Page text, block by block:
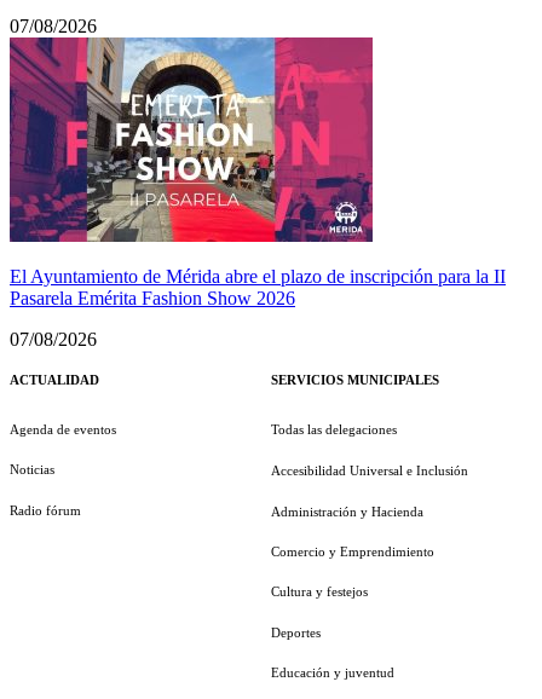
07/08/2026
El Ayuntamiento de Mérida abre el plazo de inscripción para la II
Pasarela Emérita Fashion Show 2026
07/08/2026
ACTUALIDAD
Agenda de eventos
Noticias
Radio fórum
SERVICIOS MUNICIPALES
Todas las delegaciones
Accesibilidad Universal e Inclusión
Administración y Hacienda
Comercio y Emprendimiento
Cultura y festejos
Deportes
Educación y juventud